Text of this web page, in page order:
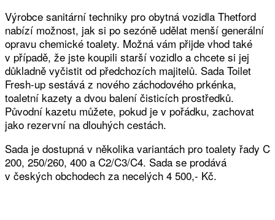
Výrobce sanitární techniky pro obytná vozidla Thetford
nabízí možnost, jak si po sezóně udělat menší generální
opravu chemické toalety. Možná vám přijde vhod také
v případě, že jste koupili starší vozidlo a chcete si jej
důkladně vyčistit od předchozích majitelů. Sada Toilet
Fresh-up sestává z nového záchodového prkénka,
toaletní kazety a dvou balení čisticích prostředků.
Původní kazetu můžete, pokud je v pořádku, zachovat
jako rezervní na dlouhých cestách.
Sada je dostupná v několika variantách pro toalety řady C
200, 250/260, 400 a C2/C3/C4. Sada se prodává
v českých obchodech za necelých 4 500,- Kč.